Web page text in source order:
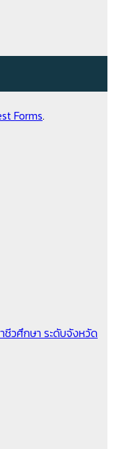
Forms.
ชีวศึกษา ระดับจังหวัด